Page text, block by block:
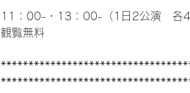
11：00-・13：00-（1日2公演　各
観覧無料